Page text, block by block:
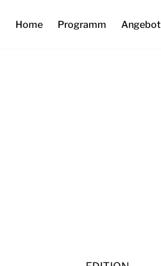
Home Programm Angebot